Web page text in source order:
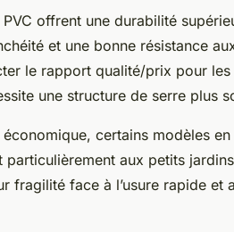
PVC offrent une durabilité
et une bonne résistance
le rapport qualité/prix pour
une structure de serre plus
économique, certains modèles
particulièrement aux petits
fragilité face à l’usure rapide